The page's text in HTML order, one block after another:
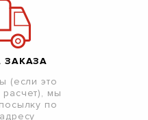
ЗАКАЗА
(если это
мы
по